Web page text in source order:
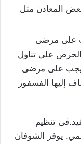
المعادن مثل
على مرضى
الحرص على تناول
يجب على مرضى
إليها الفسفور
تنظيم
يوفر الشوفان